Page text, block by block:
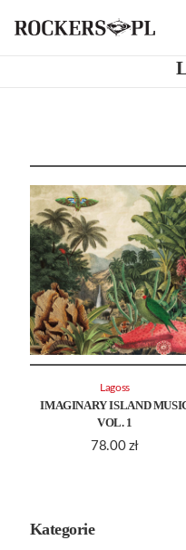
IMAGINARY ISLAND
VOL. 1
78.00 zł
Lagoss
Kategorie